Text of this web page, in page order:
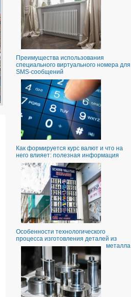
Преимущества использования
специального виртуального номера для
SMS-сообщений
Как формируется курс валют и что на
него влияет: полезная информация
Особенности технологического
процесса изготовления деталей из
металла